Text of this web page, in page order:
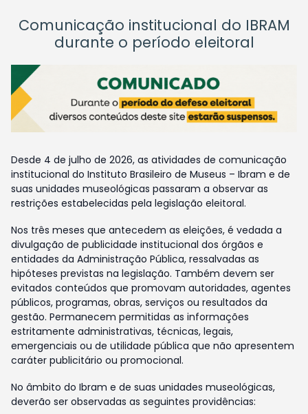
Comunicação institucional do IBRAM
durante o período eleitoral
Desde 4 de julho de 2026, as atividades de comunicação
institucional do Instituto Brasileiro de Museus – Ibram e de
suas unidades museológicas passaram a observar as
restrições estabelecidas pela legislação eleitoral.
Nos três meses que antecedem as eleições, é vedada a
divulgação de publicidade institucional dos órgãos e
entidades da Administração Pública, ressalvadas as
hipóteses previstas na legislação. Também devem ser
evitados conteúdos que promovam autoridades, agentes
públicos, programas, obras, serviços ou resultados da
gestão. Permanecem permitidas as informações
estritamente administrativas, técnicas, legais,
emergenciais ou de utilidade pública que não apresentem
caráter publicitário ou promocional.
No âmbito do Ibram e de suas unidades museológicas,
deverão ser observadas as seguintes providências: